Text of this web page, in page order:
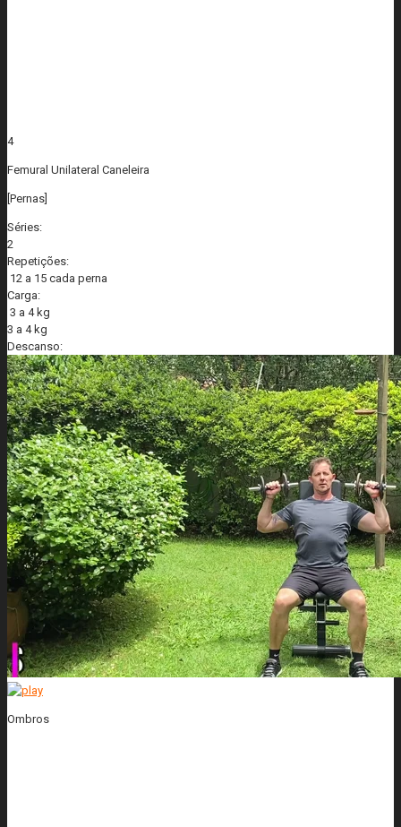
4
Femural Unilateral Caneleira
[Pernas]
Séries:
2
Repetições:
12 a 15 cada perna
Carga:
3 a 4 kg
3 a 4 kg
Descanso:
Ombros